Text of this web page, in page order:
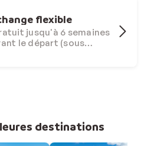
flexible
jusqu'à 6 semaines
le départ (sous
destinations